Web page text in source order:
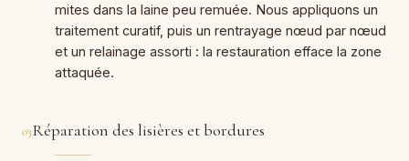
mites dans la laine peu remuée. Nous appliquons un
traitement curatif, puis un rentrayage nœud par nœud
et un relainage assorti : la restauration efface la zone
attaquée.
03Réparation des lisières et bordures